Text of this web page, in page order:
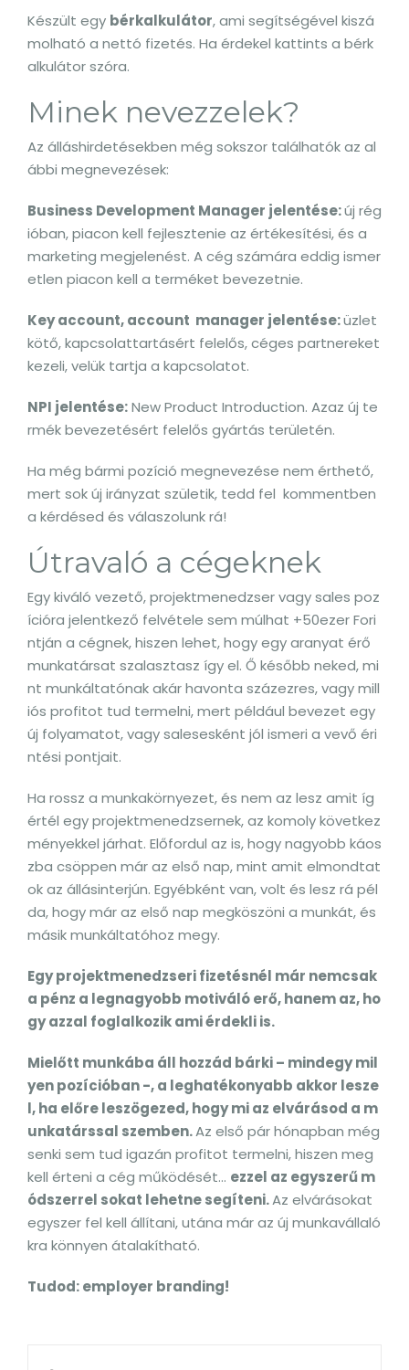
Készült egy bérkalkulátor, ami segítségével kiszá
molható a nettó fizetés. Ha érdekel kattints a bérk
alkulátor szóra.
Minek nevezzelek?
Az álláshirdetésekben még sokszor találhatók az al
ábbi megnevezések:
Business Development Manager jelentése:új rég
ióban, piacon kell fejlesztenie az értékesítési, és a
marketing megjelenést. A cég számára eddig ismer
etlen piacon kell a terméket bevezetnie.
Key account, account manager jelentése:üzlet
kötő, kapcsolattartásért felelős, céges partnereket
kezeli, velük tartja a kapcsolatot.
NPI jelentése:New Product Introduction. Azaz új te
rmék bevezetésért felelős gyártás területén.
Ha még bármi pozíció megnevezése nem érthető,
mert sok új irányzat születik, tedd fel kommentben
a kérdésed és válaszolunk rá!
Útravaló a cégeknek
Egy kiváló vezető, projektmenedzser vagy sales poz
ícióra jelentkező felvétele sem múlhat +50ezer Fori
ntján a cégnek, hiszen lehet, hogy egy aranyat érő
munkatársat szalasztasz így el. Ő később neked, mi
nt munkáltatónak akár havonta százezres, vagy mill
iós profitot tud termelni, mert például bevezet egy
új folyamatot, vagy salesesként jól ismeri a vevő éri
ntési pontjait.
Ha rossz a munkakörnyezet, és nem az lesz amit íg
értél egy projektmenedzsernek, az komoly következ
ményekkel járhat. Előfordul az is, hogy nagyobb káos
zba csöppen már az első nap, mint amit elmondtat
ok az állásinterjún. Egyébként van, volt és lesz rá pél
da, hogy már az első nap megköszöni a munkát, és
másik munkáltatóhoz megy.
Egy projektmenedzseri fizetésnél már nemcsak
a pénz a legnagyobb motiváló erő, hanem az, ho
gy azzal foglalkozik ami érdekli is.
Mielőtt munkába áll hozzád bárki – mindegy mil
yen pozícióban -, a leghatékonyabb akkor lesze
l, ha előre leszögezed, hogy mi az elvárásod a m
unkatárssal szemben.Az első pár hónapban még
senki sem tud igazán profitot termelni, hiszen meg
kell érteni a cég működését… ezzel az egyszerű m
ódszerrel sokat lehetne segíteni.Az elvárásokat
egyszer fel kell állítani, utána már az új munkavállaló
kra könnyen átalakítható.
Tudod: employer branding!